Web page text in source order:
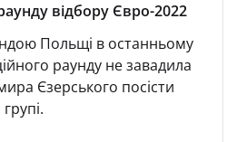
відбору Євро-2022
Польщі в останньому
раунду не завадила
Єзерського посісти